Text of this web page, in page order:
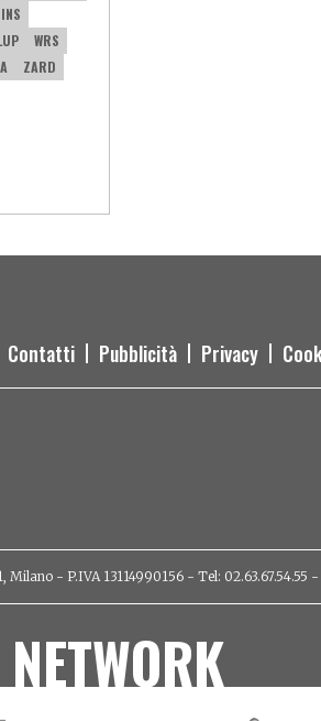
WRS
ZARD
Contatti Pubblicità Privacy
Milano - P.IVA 13114990156 - Tel:
NETWORK